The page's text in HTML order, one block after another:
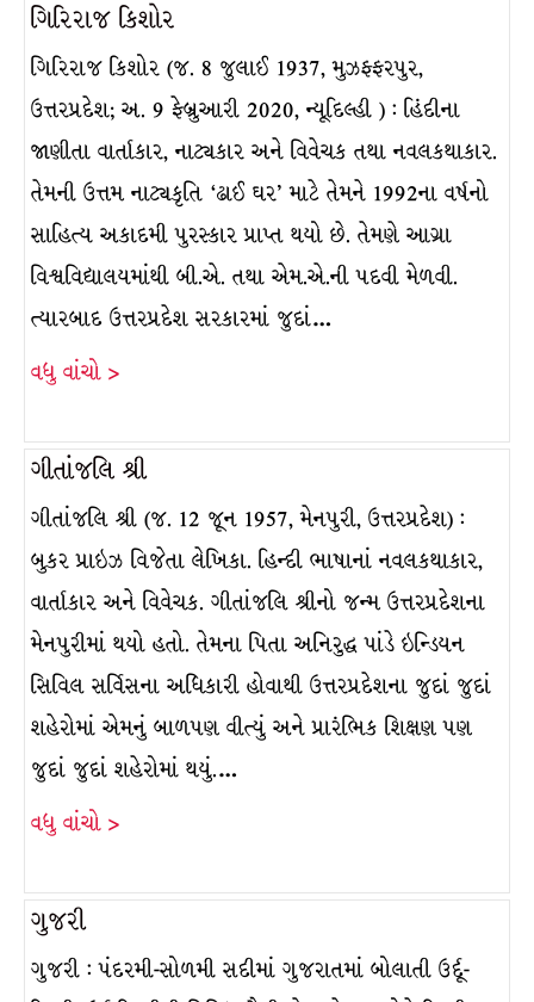
ગિરિરાજ કિશોર
ગિરિરાજ કિશોર (જ. 8 જુલાઈ 1937, મુઝફ્ફરપુર,
ઉત્તરપ્રદેશ; અ. 9 ફેબ્રુઆરી 2020, ન્યૂદિલ્હી ) : હિંદીના
જાણીતા વાર્તાકાર, નાટ્યકાર અને વિવેચક તથા નવલકથાકાર.
તેમની ઉત્તમ નાટ્યકૃતિ ‘ઢાઈ ઘર’ માટે તેમને 1992ના વર્ષનો
સાહિત્ય અકાદમી પુરસ્કાર પ્રાપ્ત થયો છે. તેમણે આગ્રા
વિશ્વવિદ્યાલયમાંથી બી.એ. તથા એમ.એ.ની પદવી મેળવી.
ત્યારબાદ ઉત્તરપ્રદેશ સરકારમાં જુદાં…
વધુ વાંચો >
ગીતાંજલિ શ્રી
ગીતાંજલિ શ્રી (જ. 12 જૂન 1957, મેનપુરી, ઉત્તરપ્રદેશ) :
બુકર પ્રાઇઝ વિજેતા લેખિકા. હિન્દી ભાષાનાં નવલકથાકાર,
વાર્તાકાર અને વિવેચક. ગીતાંજલિ શ્રીનો જન્મ ઉત્તરપ્રદેશના
મેનપુરીમાં થયો હતો. તેમના પિતા અનિરુદ્ધ પાંડે ઇન્ડિયન
સિવિલ સર્વિસના અધિકારી હોવાથી ઉત્તરપ્રદેશના જુદાં જુદાં
શહેરોમાં એમનું બાળપણ વીત્યું અને પ્રારંભિક શિક્ષણ પણ
જુદાં જુદાં શહેરોમાં થયું.…
વધુ વાંચો >
ગુજરી
ગુજરી : પંદરમી-સોળમી સદીમાં ગુજરાતમાં બોલાતી ઉર્દૂ-